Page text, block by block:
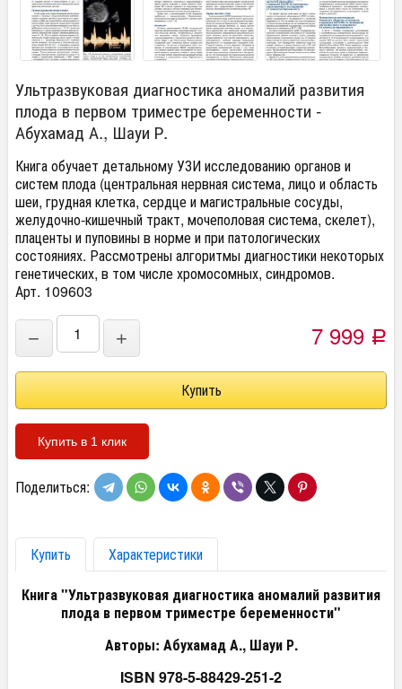
Ультразвуковая диагностика аномалий развития
плода в первом триместре беременности -
Абухамад А., Шауи Р.
Книга обучает детальному УЗИ исследованию органов и
систем плода (центральная нервная система, лицо и область
шеи, грудная клетка, сердце и магистральные сосуды,
желудочно-кишечный тракт, мочеполовая система, скелет),
плаценты и пуповины в норме и при патологических
состояниях. Рассмотрены алгоритмы диагностики некоторых
генетических, в том числе хромосомных, синдромов.
Арт. 109603
− + 7 999 Р
Купить в 1 клик
Поделиться:
Купить
Характеристики
Книга "Ультразвуковая диагностика аномалий развития
плода в первом триместре беременности"
Авторы: Абухамад А., Шауи Р.
ISBN 978-5-88429-251-2